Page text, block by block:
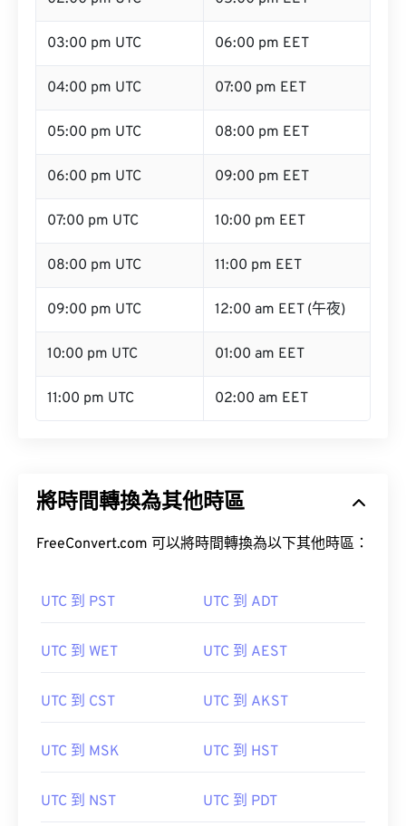
03:00 pm UTC 06:00 pm EET
04:00 pm UTC 07:00 pm EET
05:00 pm UTC 08:00 pm EET
06:00 pm UTC 09:00 pm EET
07:00 pm UTC 10:00 pm EET
08:00 pm UTC 11:00 pm EET
09:00 pm UTC 12:00 am EET (午夜)
10:00 pm UTC 01:00 am EET
11:00 pm UTC 02:00 am EET
將時間轉換為其他時區
FreeConvert.com 可以將時間轉換為以下其他時區：
UTC 到 PST UTC 到 ADT
UTC 到 WET UTC 到 AEST
UTC 到 CST UTC 到 AKST
UTC 到 MSK UTC 到 HST
UTC 到 NST UTC 到 PDT